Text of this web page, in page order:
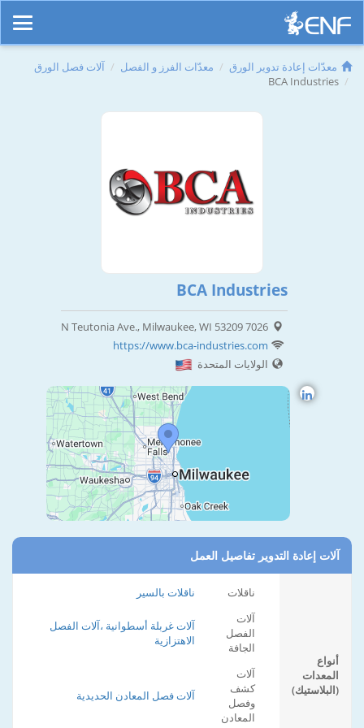
معدّات إعادة تدوير الورق معدّات الفرز و الفصل
آلات فصل الورق
BCA Industries
BCA Industries
7026 N Teutonia Ave., Milwaukee, WI 53209
https://www.bca-industries.com
الولايات المتحدة
آلات إعادة التدوير تفاصيل العمل
أنواع
المعدات
(البلاستيك)
ناقلات
ناقلات بالسير
آلات
الفصل
الجافة
آلات غربلة أسطوانية ،آلات الفصل
الاهتزازية
آلات
كشف
وفصل
المعادن
آلات فصل المعادن الحديدية